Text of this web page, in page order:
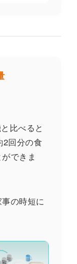
比べると
2回分の食
できま
の時短に